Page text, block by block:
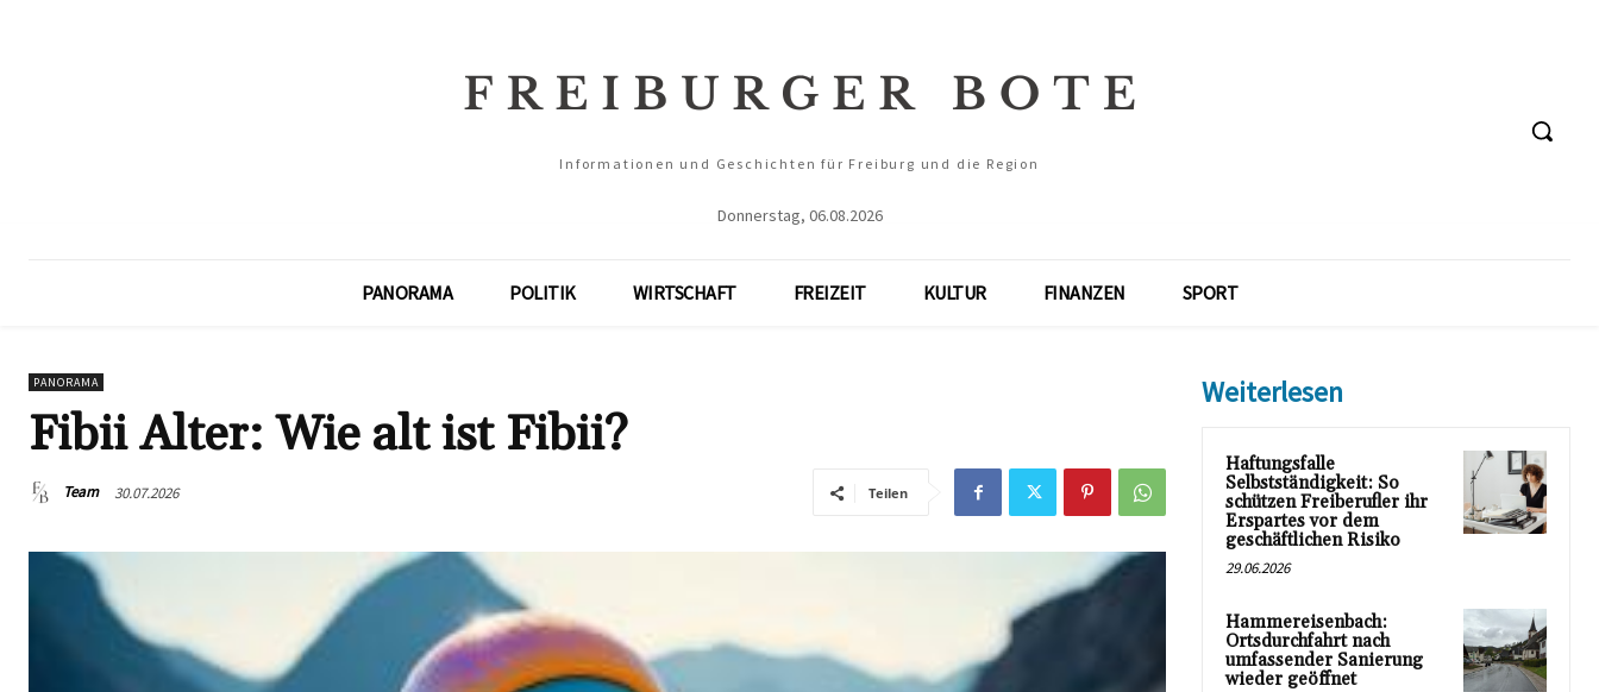
Informationen und Geschichten für Freiburg und die Region
Donnerstag, 06.08.2026
PANORAMA POLITIK WIRTSCHAFT FREIZEIT KULTUR FINANZEN SPORT
PANORAMA
Fibii Alter: Wie alt ist Fibii?
Team 30.07.2026 Teilen
Weiterlesen
Haftungsfalle
Selbstständigkeit: So
schützen Freiberufler ihr
Erspartes vor dem
geschäftlichen Risiko
29.06.2026
Hammereisenbach:
Ortsdurchfahrt nach
umfassender Sanierung
wieder geöffnet